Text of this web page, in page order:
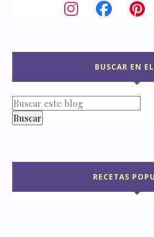
BUSCAR EN
RECETAS